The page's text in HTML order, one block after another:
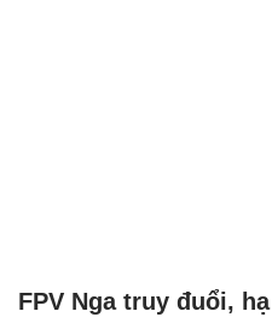
FPV Nga truy đuổi,